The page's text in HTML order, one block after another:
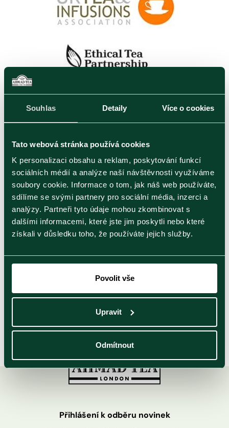
Souhlas Detaily Více o cookies
Tato webová stránka používá cookies
K personalizaci obsahu a reklam, poskytování funkcí
sociálních médií a analýze naší návštěvnosti využíváme
soubory cookie. Informace o tom, jak náš web používáte,
sdílíme se svými partnery pro sociální média, inzerci a
analýzy. Partneři tyto údaje mohou zkombinovat s
dalšími informacemi, které jste jim poskytli nebo které
získali v důsledku toho, že používáte jejich služby.
Povolit vše
Upravit
Odmítnout
Přihlášení k odběru novinek